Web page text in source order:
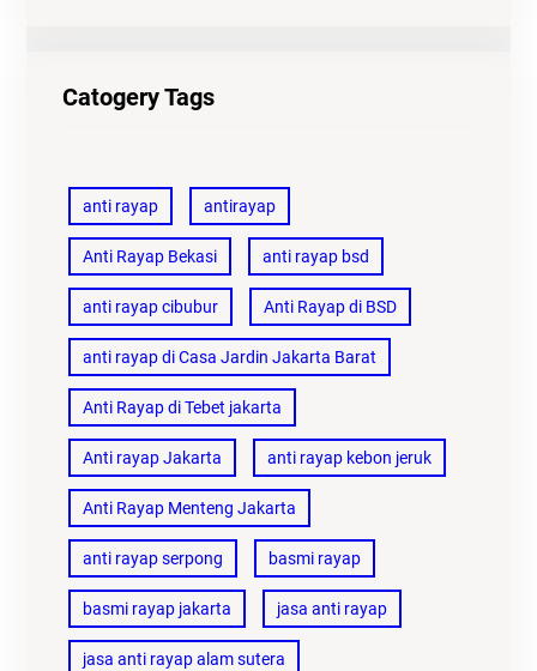
Catogery Tags
anti rayap antirayap
Anti Rayap Bekasi anti rayap bsd
anti rayap cibubur Anti Rayap di BSD
anti rayap di Casa Jardin Jakarta Barat
Anti Rayap di Tebet jakarta
Anti rayap Jakarta anti rayap kebon jeruk
Anti Rayap Menteng Jakarta
anti rayap serpong basmi rayap
basmi rayap jakarta jasa anti rayap
jasa anti rayap alam sutera